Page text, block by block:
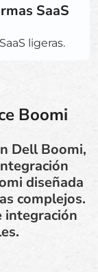
SaaS
ligeras.
Boomi
Dell Boomi,
diseñada
complejos.
integración